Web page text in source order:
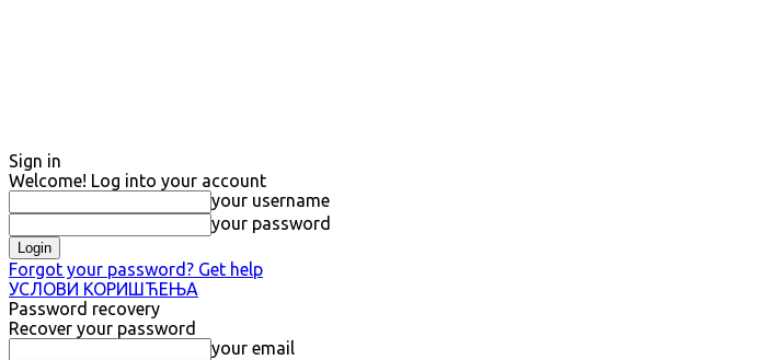
Sign in
Welcome! Log into your account
your username
your password
Forgot your password? Get help
УСЛОВИ КОРИШЋЕЊА
Password recovery
Recover your password
your email